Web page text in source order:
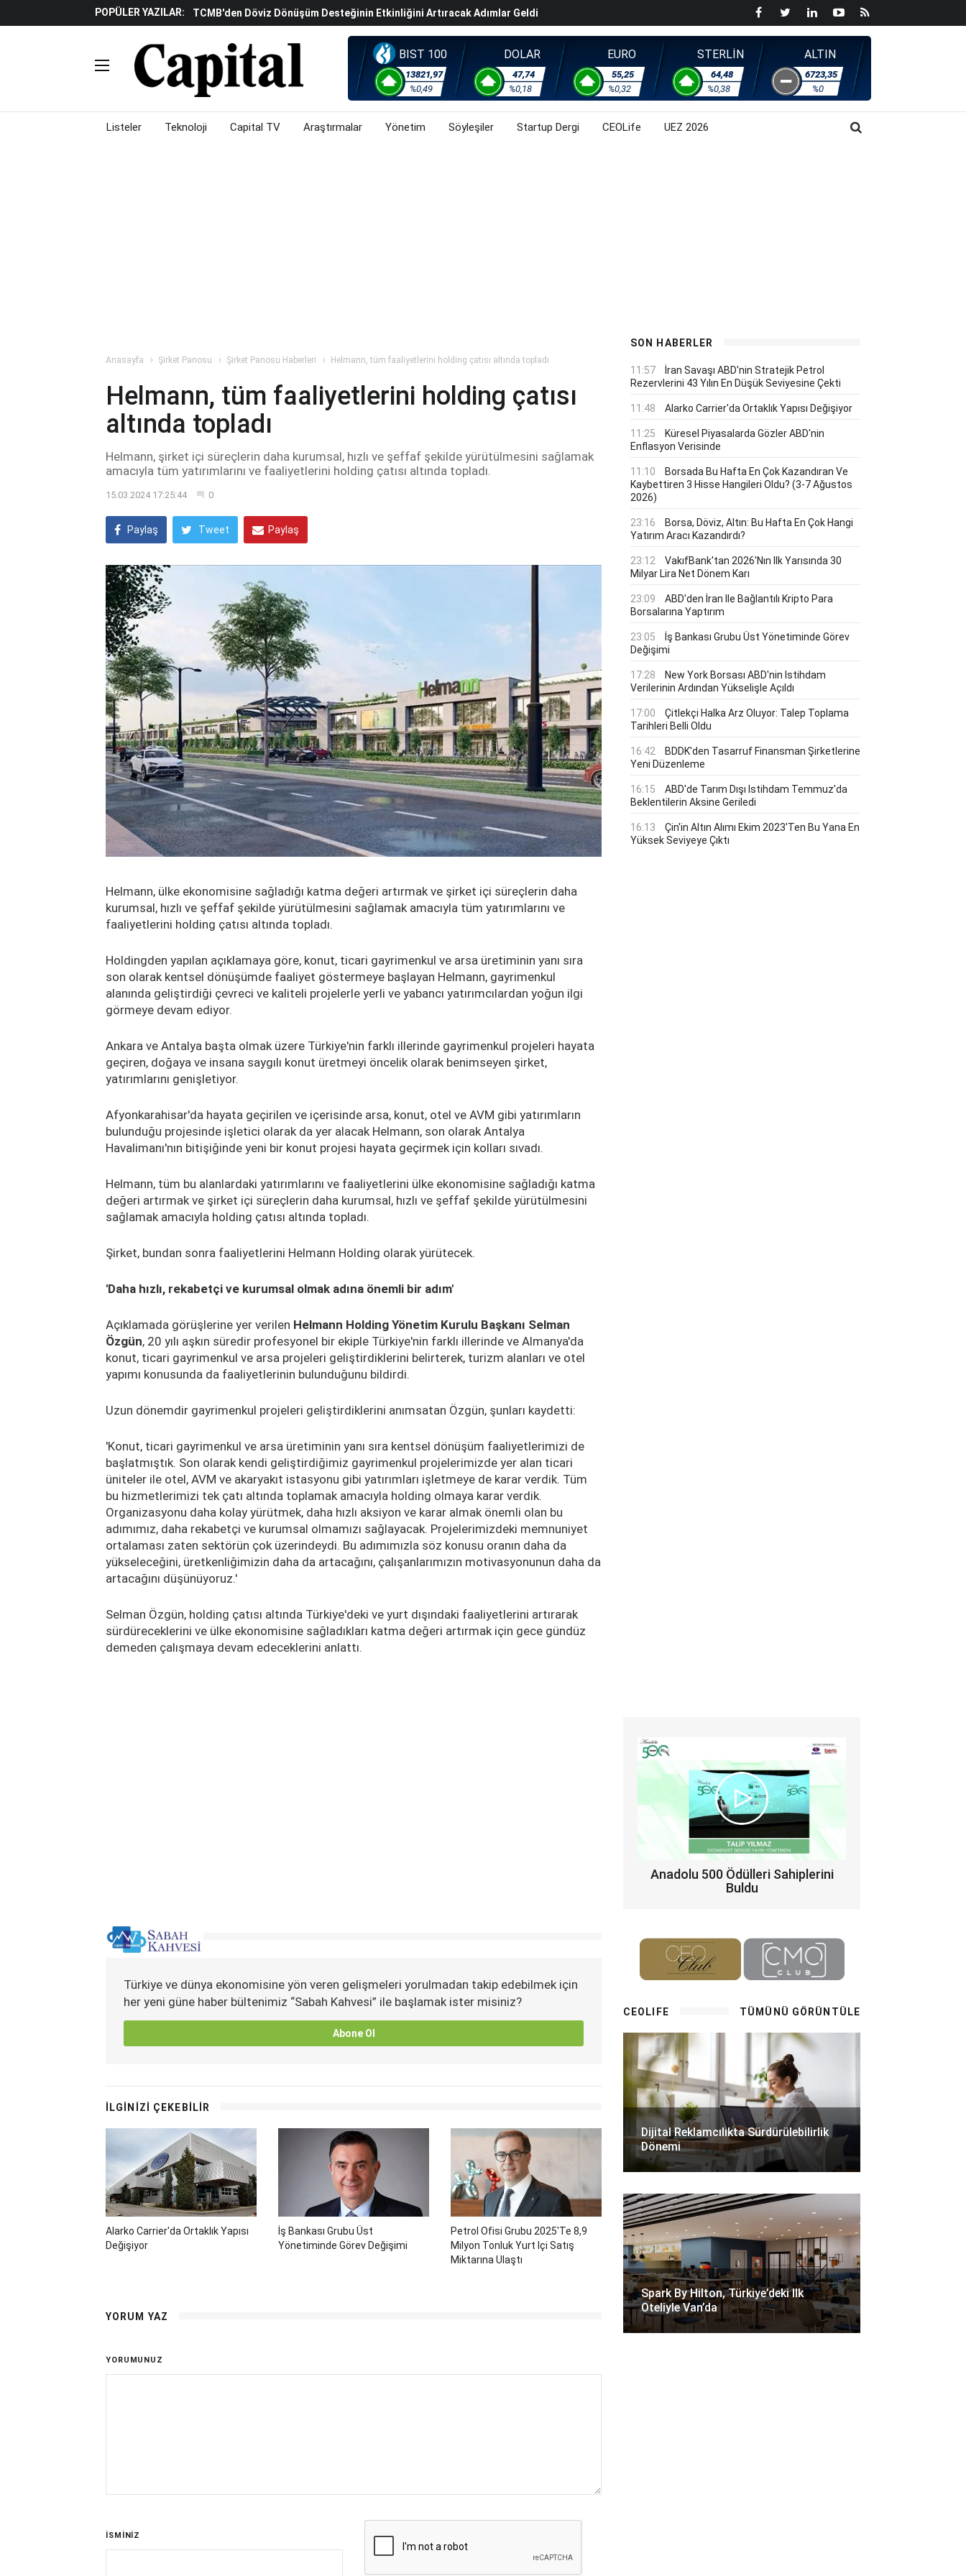
POPÜLER YAZILAR:
TCMB'den Döviz Dönüşüm Desteğinin Etkinliğini Artıracak Adımlar Geldi
Katılım Bankaları Yılın Ilk Yarısında 119,5 Milyar Liralık Sukuk Ihraç Etti
Küresel Piyasalarda Gelecek Hafta Gözler ABD'de Açıklanacak Tarım Dışı Istihdam
Verisine Çevrildi
Altınay Savunma Grubu C-Level Üst Yönetim Yapılanmasına Geçti
Çalışma Alanları Konser Sahnesine Dönüşüyor
BIST 100
13821,97
%0,49
DOLAR
47,74
%0,18
EURO
55,25
%0,32
STERLİN
64,48
%0,38
ALTIN
6723,35
%0
Listeler Teknoloji Capital TV Araştırmalar Yönetim Söyleşiler Startup Dergi CEOLife UEZ 2026
Anasayfa Şirket Panosu Şirket Panosu Haberleri Helmann, tüm faaliyetlerini holding çatısı altında topladı
Helmann, tüm faaliyetlerini holding çatısı
altında topladı
Helmann, şirket içi süreçlerin daha kurumsal, hızlı ve şeffaf şekilde yürütülmesini sağlamak
amacıyla tüm yatırımlarını ve faaliyetlerini holding çatısı altında topladı.
15.03.2024 17:25:44 0
Paylaş Tweet Paylaş
Helmann, ülke ekonomisine sağladığı katma değeri artırmak ve şirket içi süreçlerin daha
kurumsal, hızlı ve şeffaf şekilde yürütülmesini sağlamak amacıyla tüm yatırımlarını ve
faaliyetlerini holding çatısı altında topladı.
Holdingden yapılan açıklamaya göre, konut, ticari gayrimenkul ve arsa üretiminin yanı sıra
son olarak kentsel dönüşümde faaliyet göstermeye başlayan Helmann, gayrimenkul
alanında geliştirdiği çevreci ve kaliteli projelerle yerli ve yabancı yatırımcılardan yoğun ilgi
görmeye devam ediyor.
Ankara ve Antalya başta olmak üzere Türkiye'nin farklı illerinde gayrimenkul projeleri hayata
geçiren, doğaya ve insana saygılı konut üretmeyi öncelik olarak benimseyen şirket,
yatırımlarını genişletiyor.
Afyonkarahisar'da hayata geçirilen ve içerisinde arsa, konut, otel ve AVM gibi yatırımların
bulunduğu projesinde işletici olarak da yer alacak Helmann, son olarak Antalya
Havalimanı'nın bitişiğinde yeni bir konut projesi hayata geçirmek için kolları sıvadı.
Helmann, tüm bu alanlardaki yatırımlarını ve faaliyetlerini ülke ekonomisine sağladığı katma
değeri artırmak ve şirket içi süreçlerin daha kurumsal, hızlı ve şeffaf şekilde yürütülmesini
sağlamak amacıyla holding çatısı altında topladı.
Şirket, bundan sonra faaliyetlerini Helmann Holding olarak yürütecek.
'Daha hızlı, rekabetçi ve kurumsal olmak adına önemli bir adım'
Açıklamada görüşlerine yer verilen Helmann Holding Yönetim Kurulu Başkanı Selman
Özgün, 20 yılı aşkın süredir profesyonel bir ekiple Türkiye'nin farklı illerinde ve Almanya'da
konut, ticari gayrimenkul ve arsa projeleri geliştirdiklerini belirterek, turizm alanları ve otel
yapımı konusunda da faaliyetlerinin bulunduğunu bildirdi.
Uzun dönemdir gayrimenkul projeleri geliştirdiklerini anımsatan Özgün, şunları kaydetti:
'Konut, ticari gayrimenkul ve arsa üretiminin yanı sıra kentsel dönüşüm faaliyetlerimizi de
başlatmıştık. Son olarak kendi geliştirdiğimiz gayrimenkul projelerimizde yer alan ticari
üniteler ile otel, AVM ve akaryakıt istasyonu gibi yatırımları işletmeye de karar verdik. Tüm
bu hizmetlerimizi tek çatı altında toplamak amacıyla holding olmaya karar verdik.
Organizasyonu daha kolay yürütmek, daha hızlı aksiyon ve karar almak önemli olan bu
adımımız, daha rekabetçi ve kurumsal olmamızı sağlayacak. Projelerimizdeki memnuniyet
ortalaması zaten sektörün çok üzerindeydi. Bu adımımızla söz konusu oranın daha da
yükseleceğini, üretkenliğimizin daha da artacağını, çalışanlarımızın motivasyonunun daha da
artacağını düşünüyoruz.'
Selman Özgün, holding çatısı altında Türkiye'deki ve yurt dışındaki faaliyetlerini artırarak
sürdüreceklerini ve ülke ekonomisine sağladıkları katma değeri artırmak için gece gündüz
demeden çalışmaya devam edeceklerini anlattı.
Türkiye ve dünya ekonomisine yön veren gelişmeleri yorulmadan takip edebilmek için
her yeni güne haber bültenimiz “Sabah Kahvesi” ile başlamak ister misiniz?
Abone Ol
İLGİNİZİ ÇEKEBİLİR
Alarko Carrier'da Ortaklık Yapısı
Değişiyor
İş Bankası Grubu Üst
Yönetiminde Görev Değişimi
Petrol Ofisi Grubu 2025'te 8,9
Milyon Tonluk Yurt Içi Satış
Miktarına Ulaştı
YORUM YAZ
YORUMUNUZ
İSMİNİZ
SON HABERLER
11:57
İran Savaşı ABD'nin Stratejik Petrol
Rezervlerini 43 Yılın En Düşük Seviyesine Çekti
11:48 Alarko Carrier'da Ortaklık Yapısı Değişiyor
11:25
Küresel Piyasalarda Gözler ABD'nin
Enflasyon Verisinde
11:10
Borsada Bu Hafta En Çok Kazandıran Ve
Kaybettiren 3 Hisse Hangileri Oldu? (3-7 Ağustos
2026)
23:16
Borsa, Döviz, Altın: Bu Hafta En Çok Hangi
Yatırım Aracı Kazandırdı?
23:12
VakıfBank'tan 2026'nın Ilk Yarısında 30
Milyar Lira Net Dönem Karı
23:09
ABD'den İran Ile Bağlantılı Kripto Para
Borsalarına Yaptırım
23:05
İş Bankası Grubu Üst Yönetiminde Görev
Değişimi
17:28
New York Borsası ABD'nin Istihdam
Verilerinin Ardından Yükselişle Açıldı
17:00
Çitlekçi Halka Arz Oluyor: Talep Toplama
Tarihleri Belli Oldu
16:42
BDDK'den Tasarruf Finansman Şirketlerine
Yeni Düzenleme
16:15
ABD'de Tarım Dışı Istihdam Temmuz'da
Beklentilerin Aksine Geriledi
16:13
Çin'in Altın Alımı Ekim 2023'ten Bu Yana En
Yüksek Seviyeye Çıktı
Anadolu 500 Ödülleri Sahiplerini
Buldu
CEOLIFE TÜMÜNÜ GÖRÜNTÜLE
Dijital Reklamcılıkta Sürdürülebilirlik
Dönemi
Spark By Hilton, Türkiye’deki Ilk
Oteliyle Van’da